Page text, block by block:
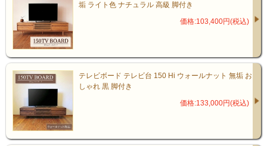
“見せない収納”で生活感を抑えた空間に。
中央の格子戸からはリモコン操作も可能
で、デザイン性と利便性を兼ね備えていま
す。
垢 ライト色 ナチュラル 高級 脚付き
価格:103,400円(税込)
テレビボード テレビ台 150 Hi ウォールナット 無垢 お
しゃれ 黒 脚付き
価格:133,000円(税込)